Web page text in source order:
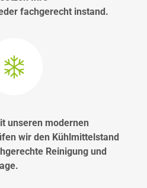
fachgerecht instand.
unseren modernen
wir den Kühlmittelstand
Reinigung und